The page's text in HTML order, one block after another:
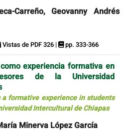
Carreño, Geovanny Andrés
Vistas de PDF 326 | pp. 333-366
experiencia formativa en
de la Universidad
formative experience in students
Intercultural de Chiapas
Minerva López García